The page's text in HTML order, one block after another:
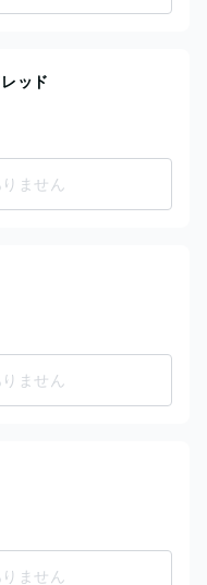
ッド
ません
ません
ません